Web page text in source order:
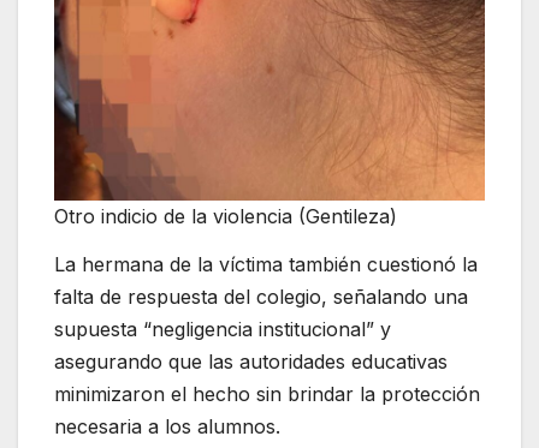
Otro indicio de la violencia (Gentileza)
La hermana de la víctima también cuestionó la
falta de respuesta del colegio, señalando una
supuesta “negligencia institucional” y
asegurando que las autoridades educativas
minimizaron el hecho sin brindar la protección
necesaria a los alumnos.